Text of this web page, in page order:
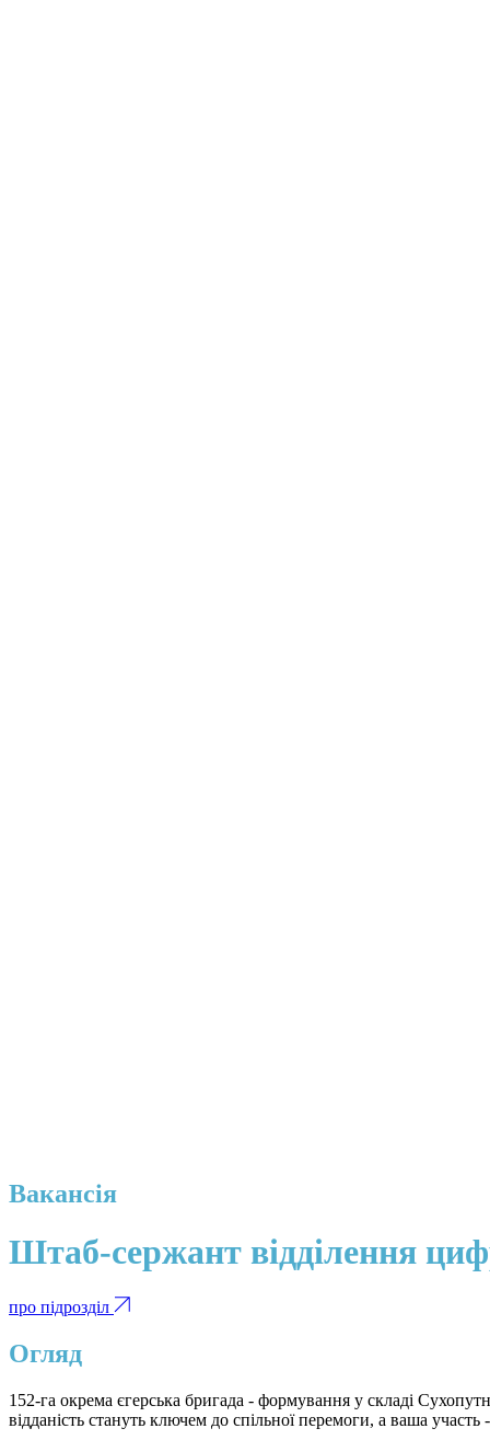
Вакансія
Штаб-сержант відділення
про підрозділ
Огляд
152-га окрема єгерська бригада - формування у складі
відданість стануть ключем до спільної перемоги, а ваша